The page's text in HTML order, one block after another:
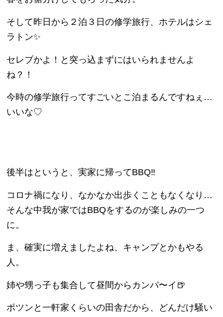
そして昨日から２泊３日の修学旅行、ホテルはシェ
ラトン✨
セレブかよ！と突っ込まずにはいられませんよ
ね？！
今時の修学旅行ってすごいとこ泊まるんですねぇ…
いいな♡
後半はというと、実家に帰ってBBQ‼︎
コロナ禍になり、なかなか出歩くこともなくなり…
そんな中我が家ではBBQをするのが楽しみの一つ
に。
ま、確実に増えましたよね、キャンプとかもやる
人。
姉や甥っ子も集合して昼間からカンパ〜イ🍺
ポツンと一軒家くらいの田舎だから、どんだけ騒い